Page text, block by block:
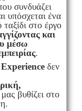
συνδυάζει
υπόσχεται ένα
στο έργο
και
μέσω
ς.
δεν
βυθίζει στο